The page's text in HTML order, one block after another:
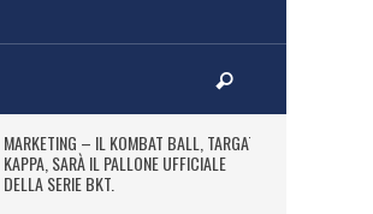
MARKETING – IL KOMBAT BALL, TARGATO
KAPPA, SARÀ IL PALLONE UFFICIALE
DELLA SERIE BKT.